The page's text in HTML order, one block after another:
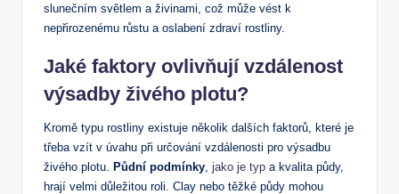
slunečním světlem a živinami, což může vést k
nepřirozenému růstu a oslabení zdraví rostliny.
Jaké faktory ovlivňují vzdálenost
výsadby živého plotu?
Kromě typu rostliny existuje několik dalších faktorů, které je
třeba vzít v úvahu při určování vzdálenosti pro výsadbu
živého plotu. Půdní podmínky jako je typ a kvalita půdy,
hrají velmi důležitou roli. Clay nebo těžké půdy mohou